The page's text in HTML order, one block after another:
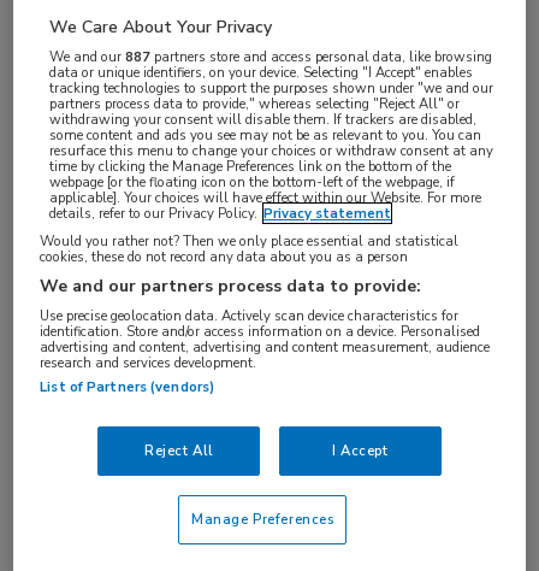
Zouden SGLT2-remmers net zo effectief de
glykemische controle verbeteren bij kinderen met
type 2-diabetes als bij volwassenen? Bij 171
kinderen van 10 tot 18 jaar zijn de werkzaamheid
en veiligheid onderzocht van canagliflozine.
Hieruit blijkt dat de SGLT2-remmer een nieuwe
behandelingsoptie kan bieden voor deze
leeftijdsgroep.
Aan deze studie namen kinderen deel uit 104 centra
in 10 landen. Hun HbA1c was ≥ 6,5 tot 11%. Het
Aandachtsgebieden:
Diabetes
Tags:
canagliflozine,HbA1c,SGLT2-remmer,type 2-diabetes
We Care About Your Privacy
We and our887 partners store and access personal data, like browsing
data or unique identifiers, on your device. Selecting "I Accept" enables
tracking technologies to support the purposes shown under "we and our
partners process data to provide," whereas selecting "Reject All" or
withdrawing your consent will disable them. If trackers are disabled,
some content and ads you see may not be as relevant to you. You can
resurface this menu to change your choices or withdraw consent at any
time by clicking the Manage Preferences link on the bottom of the
webpage [or the floating icon on the bottom-left of the webpage, if
applicable]. Your choices will have effect within our Website. For more
details, refer to our Privacy Policy. Privacy statement
Would you rather not? Then we only place essential and statistical
cookies, these do not record any data about you as a person
We and our partners process data to provide:
Use precise geolocation data. Actively scan device characteristics for
identification. Store and/or access information on a device. Personalised
advertising and content, advertising and content measurement, audience
research and services development.
List of Partners (vendors)
Reject All I Accept
Manage Preferences